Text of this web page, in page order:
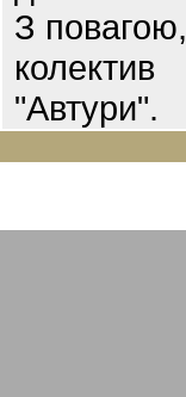
З повагою,
колектив
"Автури".